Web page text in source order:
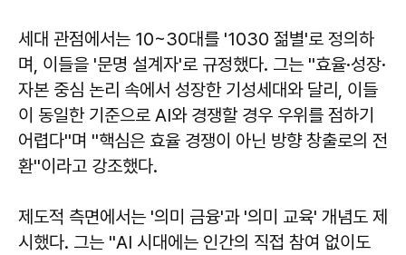
세대 관점에서는 10~30대를 '1030 젊별'로 정의하
며, 이들을 '문명 설계자'로 규정했다. 그는 ''효율·성장·
자본 중심 논리 속에서 성장한 기성세대와 달리, 이들
이 동일한 기준으로 AI와 경쟁할 경우 우위를 점하기
어렵다''며 ''핵심은 효율 경쟁이 아닌 방향 창출로의 전
환''이라고 강조했다.
제도적 측면에서는 '의미 금융'과 '의미 교육' 개념도 제
시했다. 그는 ''AI 시대에는 인간의 직접 참여 없이도